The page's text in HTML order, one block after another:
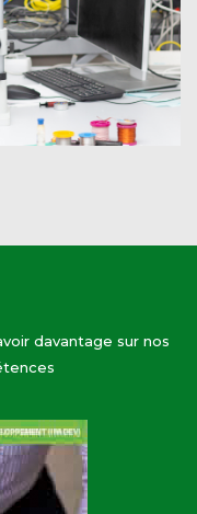
davantage sur nos